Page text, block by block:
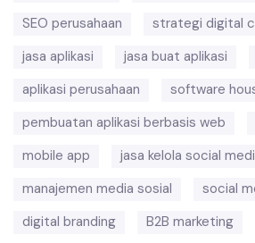
SEO perusahaan
strategi digital
jasa aplikasi
jasa buat aplikasi
aplikasi perusahaan
software
pembuatan aplikasi berbasis web
mobile app
jasa kelola social
manajemen media sosial
social
digital branding
B2B marketing